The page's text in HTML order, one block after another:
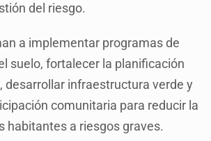
del riesgo.
a implementar programas de
suelo, fortalecer la planificación
desarrollar infraestructura verde y
comunitaria para reducir la
habitantes a riesgos graves.